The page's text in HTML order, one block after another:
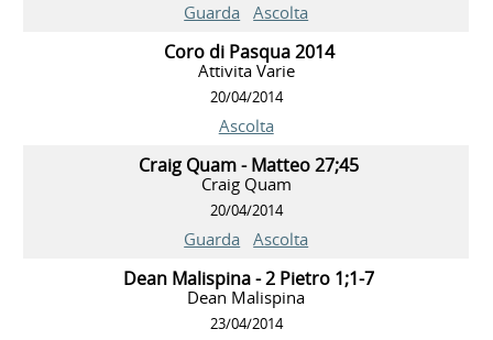
Guarda Ascolta
Coro di Pasqua 2014
Attivita Varie
20/04/2014
Ascolta
Craig Quam - Matteo 27;45
Craig Quam
20/04/2014
Guarda Ascolta
Dean Malispina - 2 Pietro 1;1-7
Dean Malispina
23/04/2014